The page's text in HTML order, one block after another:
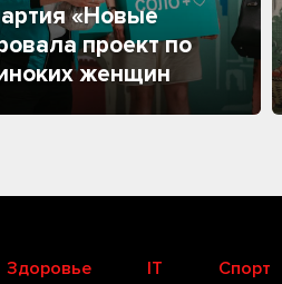
«Новые
проект по
женщин
Здоровье IT Спорт